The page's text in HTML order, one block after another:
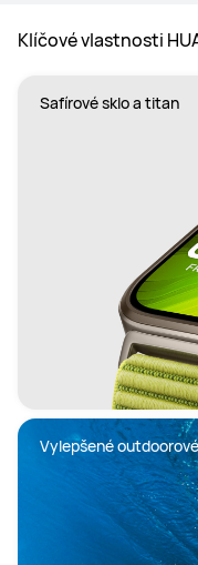
Klíčové vlastnosti
Vylepšené